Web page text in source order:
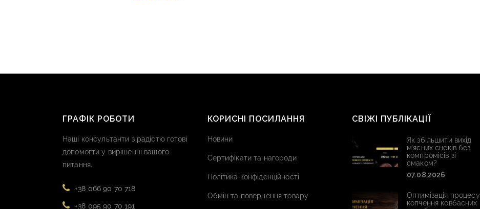
ГРАФІК РОБОТИ
Наші консультанти з радістю готові
допомогти у вирішенні вашого
питання.
+38 066 90 70 718
+38 095 90 70 191
КОРИСНІ ПОСИЛАННЯ
Новини
Сертифікати та нагороди
Політика конфіденційності
Обмін та повернення товару
СВІЖІ ПУБЛІКАЦІЇ
Як збільшити вихід
м’ясних снеків без
компромісів зі
смаком?
07.08.2026
Оптимізація процесу
копчення ковбасних